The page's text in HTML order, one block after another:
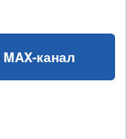
MAX-канал